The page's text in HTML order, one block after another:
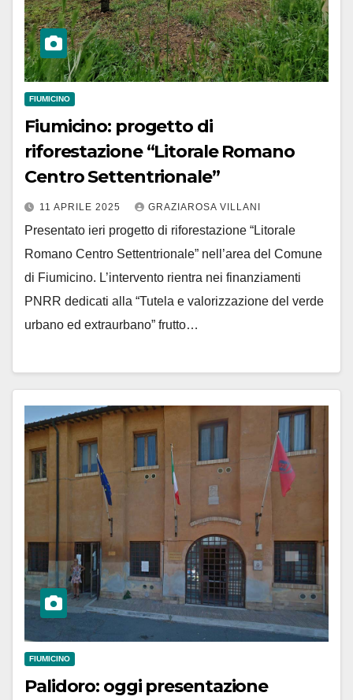
FIUMICINO
Fiumicino: progetto di
riforestazione “Litorale Romano
Centro Settentrionale”
11 APRILE 2025 GRAZIAROSA VILLANI
Presentato ieri progetto di riforestazione “Litorale
Romano Centro Settentrionale” nell’area del Comune
di Fiumicino. L’intervento rientra nei finanziamenti
PNRR dedicati alla “Tutela e valorizzazione del verde
urbano ed extraurbano” frutto…
FIUMICINO
Palidoro: oggi presentazione